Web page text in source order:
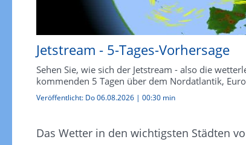
Jetstream - 5-Tages-Vorhersage
Sehen Sie, wie sich der Jetstream - also die
kommenden 5 Tagen über dem Nordatlantik,
Veröffentlicht: Do 06.08.2026 | 00:30 min
Das Wetter in den wichtigsten Städten